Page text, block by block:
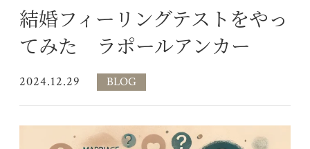
結婚フィーリングテストをやっ
てみた ラポールアンカー
2024.12.29 BLOG